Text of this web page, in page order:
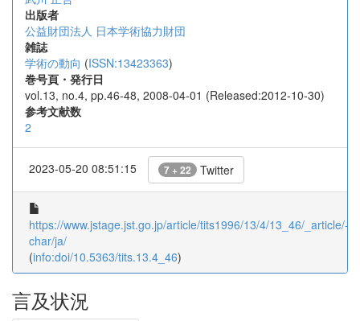
出版者
公益財団法人 日本学術協力財団
雑誌
学術の動向 (ISSN:13423363)
巻号頁・発行日
vol.13, no.4, pp.46-48, 2008-04-01 (Released:2012-10-30)
参考文献数
2
2023-05-20 08:51:15 7 + 22 Twitter
https://www.jstage.jst.go.jp/article/tits1996/13/4/13_46/_article/-
char/ja/
(info:doi/10.5363/tits.13.4_46)
言及状況